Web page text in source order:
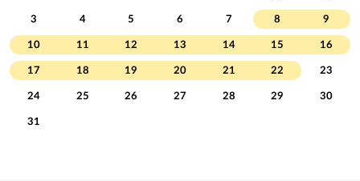
3 4 5 6 7 8 9
10 11 12 13 14 15 16
17 18 19 20 21 22 23
24 25 26 27 28 29 30
31